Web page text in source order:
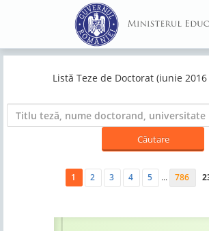
Listă Teze de Doctorat (iunie
1 2 3 4 5 ... 786